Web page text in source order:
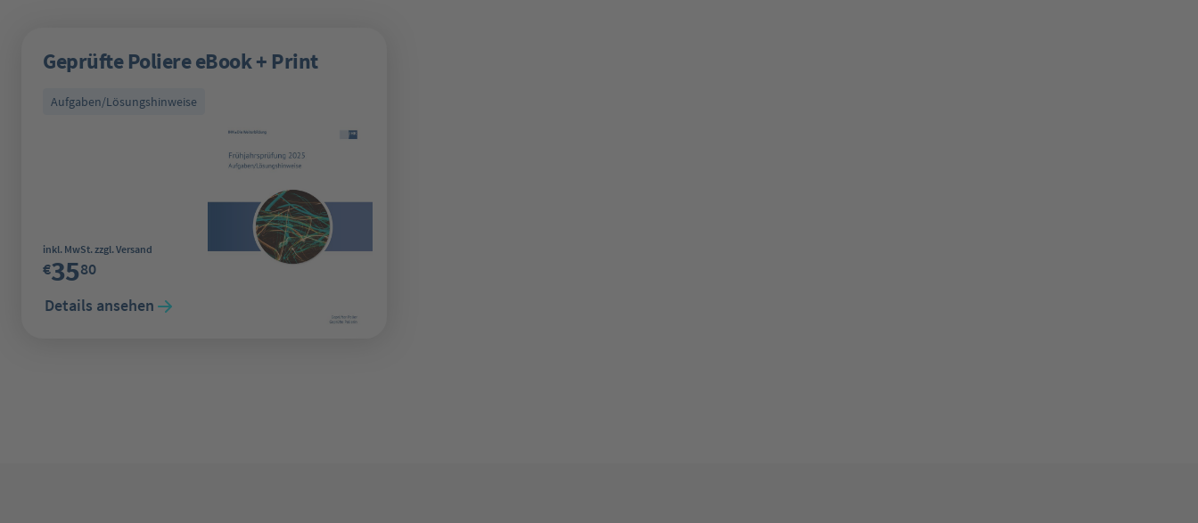
Geprüfte Poliere eBook + Print
Aufgaben/Lösungshinweise
Regulärer Preis:
inkl. MwSt. zzgl. Versand
€3580
Details ansehen